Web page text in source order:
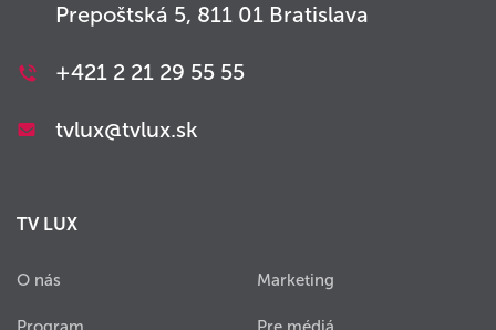
Prepoštská 5, 811 01 Bratislava
+421 2 21 29 55 55
tvlux@tvlux.sk
TV LUX
O nás Marketing